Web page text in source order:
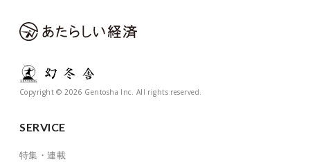
Copyright © 2026 Gentosha Inc. All rights reserved.
SERVICE
特集・連載